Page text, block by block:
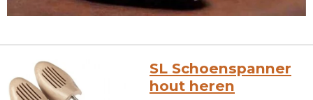
SL Schoenspanner
hout heren